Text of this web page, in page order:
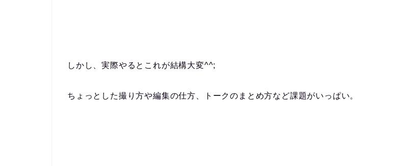
しかし、実際やるとこれが結構大変^^;
ちょっとした撮り方や編集の仕方、トークのまとめ方など課題がいっぱい。